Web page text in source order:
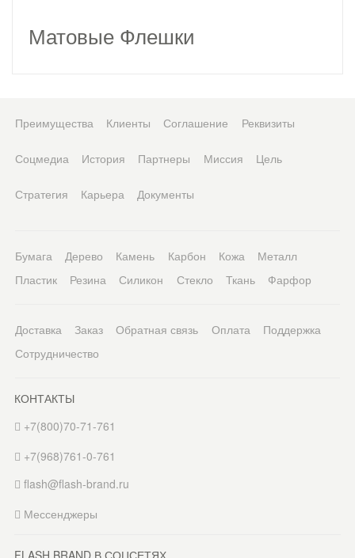
Матовые Флешки
Преимущества Клиенты Соглашение Реквизиты
Соцмедиа История Партнеры Миссия Цель
Стратегия Карьера Документы
Бумага Дерево Камень Карбон Кожа
Металл
Пластик
Резина Силикон Стекло Ткань Фарфор
Доставка Заказ Обратная связь Оплата
Поддержка
Сотрудничество
КОНТАКТЫ
+7(800)70-71-761
+7(968)761-0-761
flash@flash-brand.ru
Мессенджеры
FLASH BRAND В СОЦСЕТЯХ